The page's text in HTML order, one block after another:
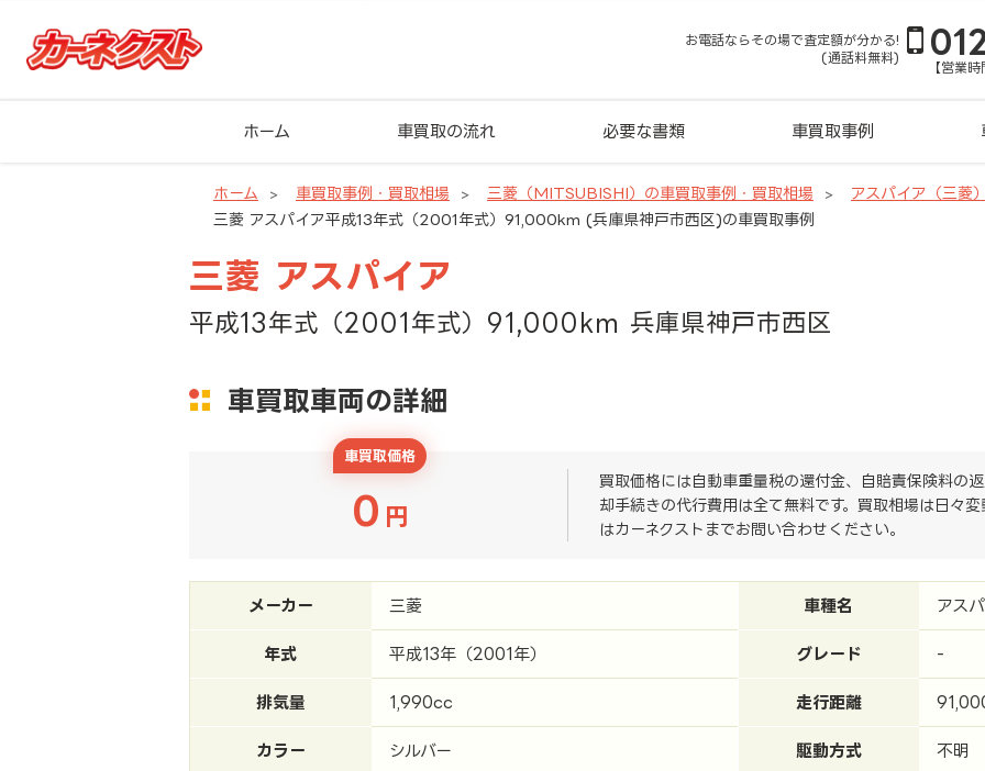
お電話ならその場で査定額が分かる!
(通話料無料)
【営業
ホーム 車買取の流れ 必要な書類 車買取事例
ホーム 車買取事例・買取相場 三菱（MITSUBISHI）の車買取事例・買取相場
アスパイア（三菱
三菱 アスパイア平成13年式（2001年式）91,000km (兵庫県神戸市西区)の車買取事例
三菱 アスパイア
平成13年式（2001年式）91,000km 兵庫県神戸市西区
車買取車両の詳細
車買取価格
0 円
買取価格には自動車重量税の還付金、自賠責保険料の
却手続きの代行費用は全て無料です。買取相場は日々
はカーネクストまでお問い合わせください。
メーカー 三菱 車種名 アス
年式 平成13年（2001年） グレード -
排気量 1,990cc 走行距離
カラー シルバー 駆動方式 不明